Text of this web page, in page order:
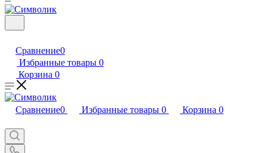
Сравнение0
Избранные товары 0
Корзина 0
Сравнение0 Избранные товары 0 Корзина 0